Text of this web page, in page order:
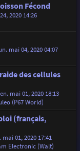
Fécond
2020 14:26
mai 04, 2020 04:07
des cellules
mai 01, 2020 18:13
(P67 World)
(français,
mai 01, 2020 17:41
Electronic (Walt)